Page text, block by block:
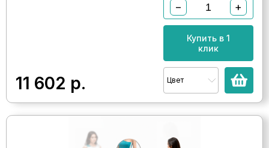
11 602 р.
− +
Купить в 1
клик
Цвет